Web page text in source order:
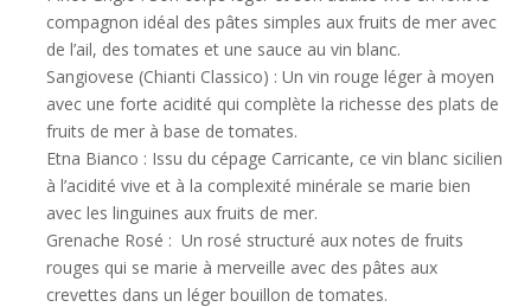
compagnon idéal des pâtes simples aux fruits de mer avec
de l’ail, des tomates et une sauce au vin blanc.
Sangiovese (Chianti Classico) : Un vin rouge léger à moyen
avec une forte acidité qui complète la richesse des plats de
fruits de mer à base de tomates.
Etna Bianco : Issu du cépage Carricante, ce vin blanc sicilien
à l’acidité vive et à la complexité minérale se marie bien
avec les linguines aux fruits de mer.
Grenache Rosé : Un rosé structuré aux notes de fruits
rouges qui se marie à merveille avec des pâtes aux
crevettes dans un léger bouillon de tomates.